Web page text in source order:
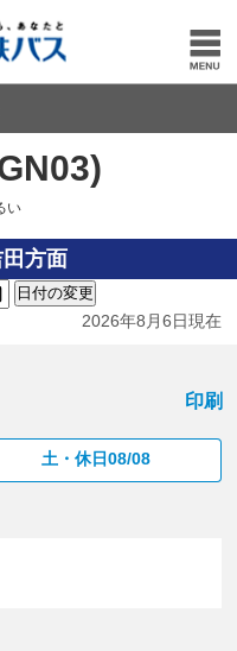
い
方面
日付の変更
2026年8月6日現在
印刷
土・休日08/08